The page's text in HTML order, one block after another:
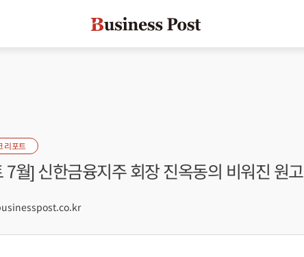
리포트
7월] 신한금융지주 회장 진옥동의 비워진 원고